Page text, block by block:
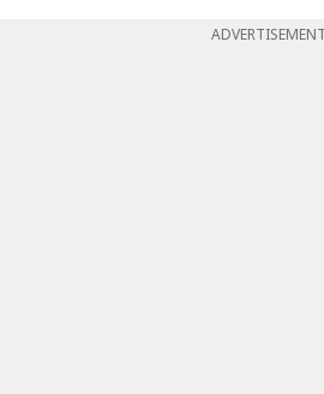
ADVERTISEMENT